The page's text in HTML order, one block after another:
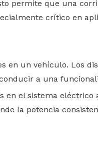
permite que una
crítico en
un vehículo. Los
a una
el sistema
la potencia